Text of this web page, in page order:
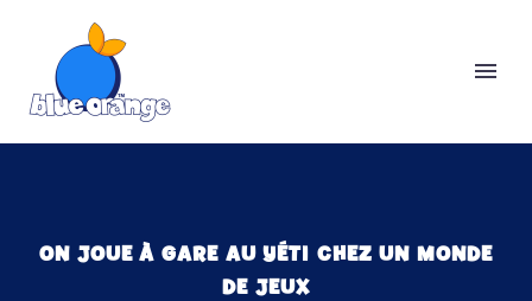
ON JOUE À GARE AU YÉTI CHEZ UN MONDE
DE JEUX